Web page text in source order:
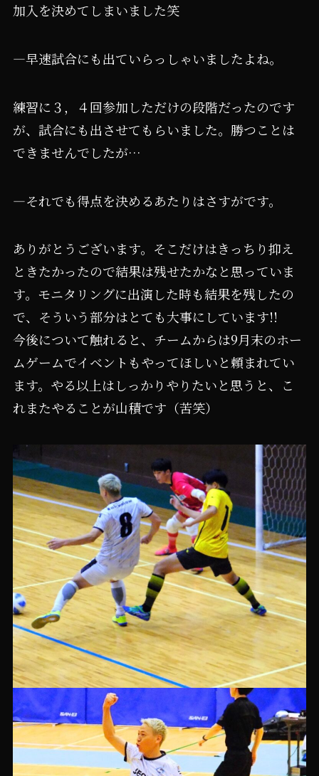
加入を決めてしまいました笑
―早速試合にも出ていらっしゃいましたよね。
練習に３，４回参加しただけの段階だったのです
が、試合にも出させてもらいました。勝つことは
できませんでしたが…
―それでも得点を決めるあたりはさすがです。
ありがとうございます。そこだけはきっちり抑え
ときたかったので結果は残せたかなと思っていま
す。モニタリングに出演した時も結果を残したの
で、そういう部分はとても大事にしています!!
今後について触れると、チームからは9月末のホー
ムゲームでイベントもやってほしいと頼まれてい
ます。やる以上はしっかりやりたいと思うと、こ
れまたやることが山積です（苦笑）